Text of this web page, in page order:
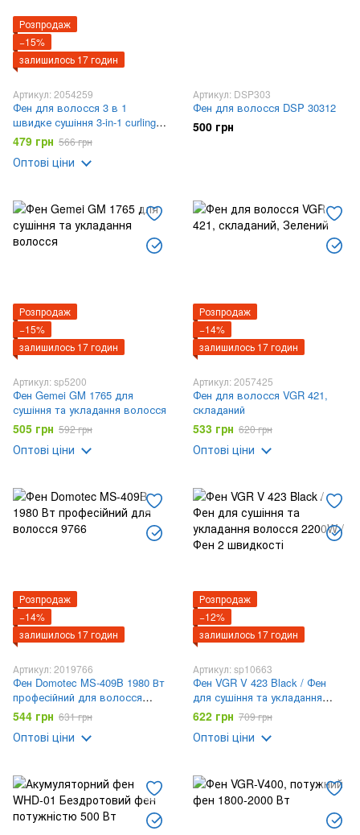
Розпродаж
−15%
залишилось 17 годин
Артикул: 2054259
Фен для волосся 3 в 1
швидке сушіння 3-in-1 curling
iron AND LY-945
479 грн 566 грн
Оптові ціни
Артикул: DSP303
Фен для волосся DSP 30312
500 грн
Розпродаж
−15%
залишилось 17 годин
Артикул: sp5200
Фен Gemei GM 1765 для
сушіння та укладання волосся
505 грн 592 грн
Оптові ціни
Розпродаж
−14%
залишилось 17 годин
Артикул: 2057425
Фен для волосся VGR 421,
складаний
533 грн 620 грн
Оптові ціни
Розпродаж
−14%
залишилось 17 годин
Артикул: 2019766
Фен Domotec MS-409B 1980 Вт
професійний для волосся
9766
544 грн 631 грн
Оптові ціни
Розпродаж
−12%
залишилось 17 годин
Артикул: sp10663
Фен VGR V 423 Black / Фен
для сушіння та укладання
волосся 2200W / Фен 2
швидкості
622 грн 709 грн
Оптові ціни